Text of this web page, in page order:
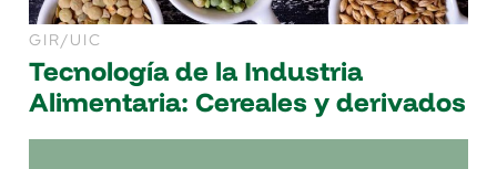
GIR/UIC
Tecnología de la Industria
Alimentaria: Cereales y derivados